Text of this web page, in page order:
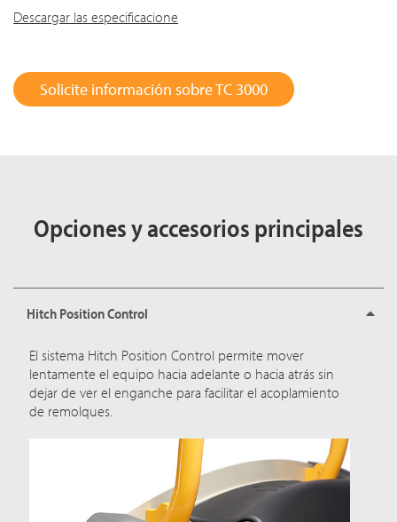
Descargar las especificacione
Solicite información sobre TC 3000
Opciones y accesorios principales
Hitch Position Control
El sistema Hitch Position Control permite mover
lentamente el equipo hacia adelante o hacia atrás sin
dejar de ver el enganche para facilitar el acoplamiento
de remolques.